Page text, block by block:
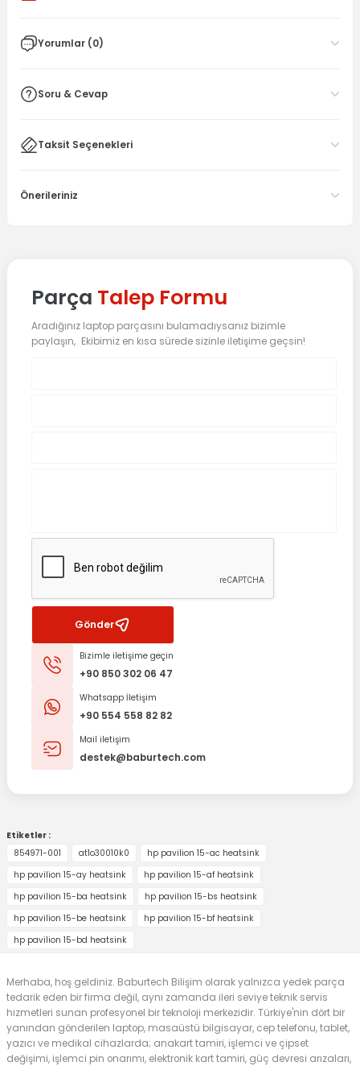
Yorumlar (0)
Soru & Cevap
Taksit Seçenekleri
Önerileriniz
Parça Talep Formu
Aradığınız laptop parçasını bulamadıysanız bizimle
paylaşın, Ekibimiz en kısa sürede sizinle iletişime geçsin!
Gönder
Bizimle iletişime geçin
+90 850 302 06 47
Whatsapp İletişim
+90 554 558 82 82
Mail iletişim
destek@baburtech.com
Etiketler :
854971-001
at1o30010k0
hp pavilion 15-ac heatsink
hp pavilion 15-ay heatsink
hp pavilion 15-af heatsink
hp pavilion 15-ba heatsink
hp pavilion 15-bs heatsink
hp pavilion 15-be heatsink
hp pavilion 15-bf heatsink
hp pavilion 15-bd heatsink
Merhaba, hoş geldiniz. Baburtech Bilişim olarak yalnızca yedek parça
tedarik eden bir firma değil, aynı zamanda ileri seviye teknik servis
hizmetleri sunan profesyonel bir teknoloji merkezidir. Türkiye'nin dört bir
yanından gönderilen laptop, masaüstü bilgisayar, cep telefonu, tablet,
yazıcı ve medikal cihazlarda; anakart tamiri, işlemci ve çipset
değişimi, işlemci pin onarımı, elektronik kart tamiri, güç devresi arızaları,